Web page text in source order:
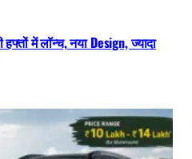
में लॉन्च, नया Design, ज्यादा